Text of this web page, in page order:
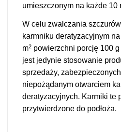
umieszczonym na każde 10
W celu zwalczania
karmniku deratyzacyjnym
m2 powierzchni porcję 100
jest jedynie stosowanie
sprzedaży,
niepożądanym otwarciem
deratyzacyjnych. Karmiki te
przytwierdzone do podłoża.